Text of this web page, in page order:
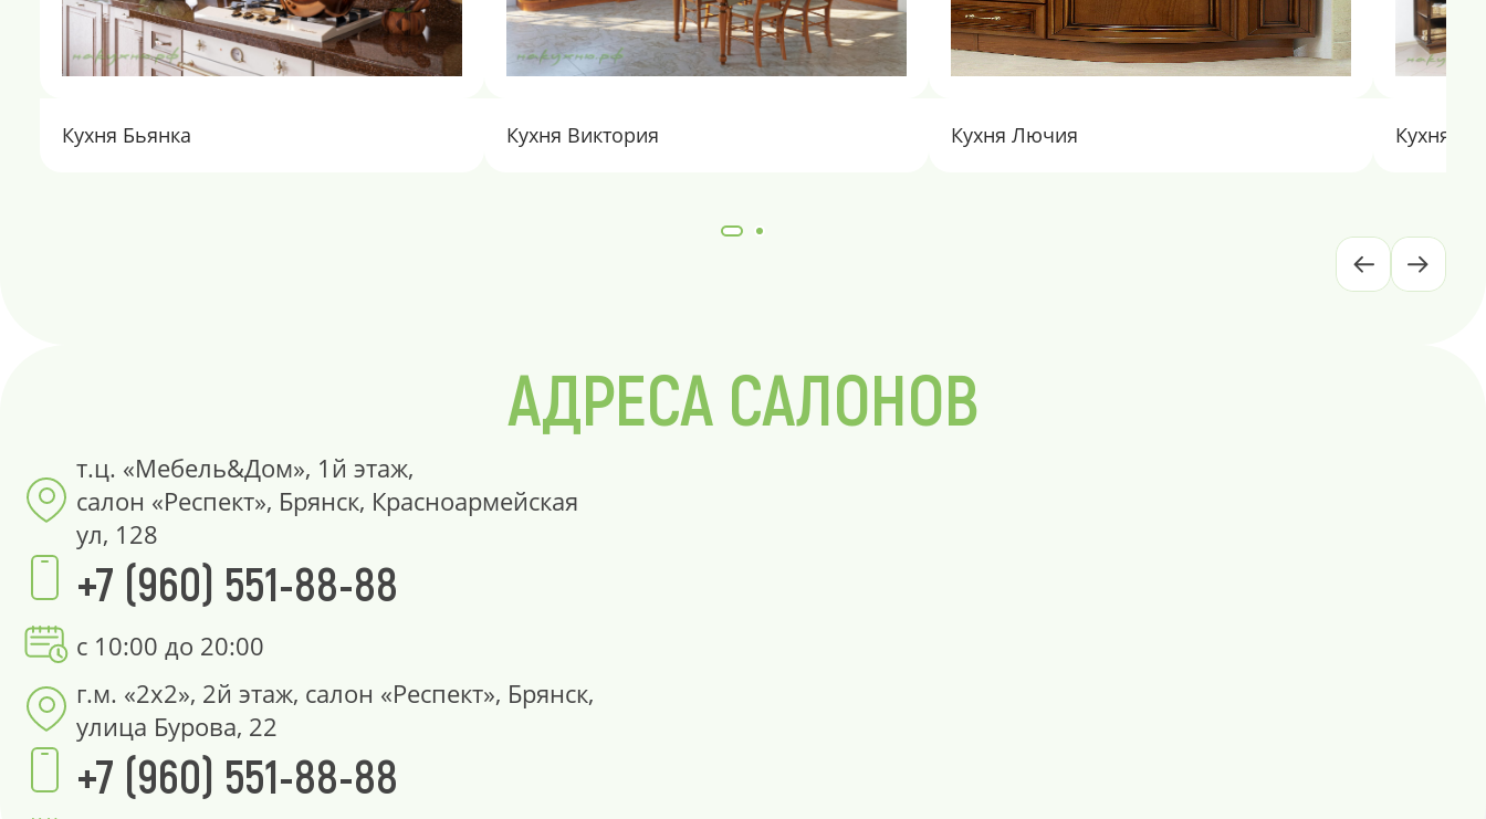
Кухня Бьянка Кухня Виктория Кухня Лючия Кухня
АДРЕСА САЛОНОВ
т.ц. «Мебель&Дом», 1й этаж,
салон «Респект», Брянск, Красноармейская
ул, 128
+7 (960) 551-88-88
с 10:00 до 20:00
г.м. «2х2», 2й этаж, салон «Респект», Брянск,
улица Бурова, 22
+7 (960) 551-88-88